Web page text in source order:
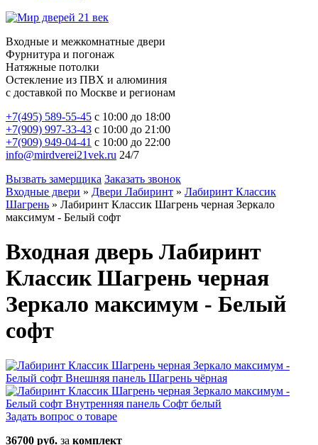
Входные и межкомнатные двери
Фурнитура и погонаж
Натяжные потолки
Остекление из ПВХ и алюминия
с доставкой по Москве и регионам
+7(495) 589-55-45 с 10:00 до 18:00
+7(909) 997-33-43 с 10:00 до 21:00
+7(909) 949-04-41 с 10:00 до 22:00
info@mirdverei21vek.ru 24/7
Вызвать замерщика Заказать звонок
Входные двери » Двери Лабиринт » Лабиринт Классик
Шагрень » Лабиринт Классик Шагрень черная Зеркало
максимум - Белый софт
Входная дверь Лабиринт
Классик Шагрень черная
Зеркало максимум - Белый
софт
Задать вопрос о товаре
36700 руб. за комплект